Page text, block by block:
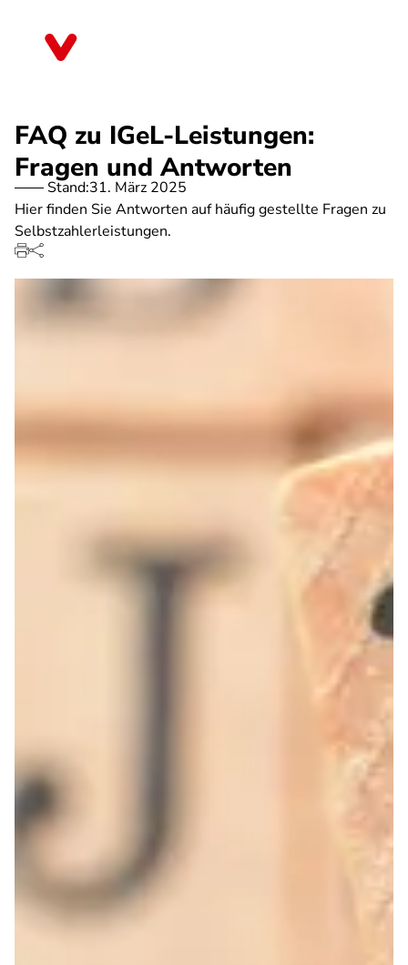
FAQ zu IGeL-Leistungen:
Fragen und Antworten
Stand:31. März 2025
Hier finden Sie Antworten auf häufig gestellte Fragen zu
Selbstzahlerleistungen.